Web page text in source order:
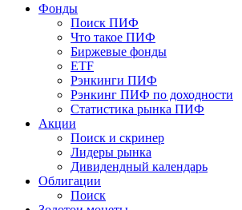
Фонды
Поиск ПИФ
Что такое ПИФ
Биржевые фонды
ETF
Рэнкинги ПИФ
Рэнкинг ПИФ по доходности
Статистика рынка ПИФ
Акции
Поиск и скринер
Лидеры рынка
Дивидендный календарь
Облигации
Поиск